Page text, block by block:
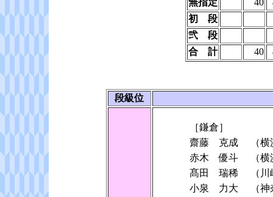
初 段
弐 段
合 計
40
段級位
［鎌倉］
齋藤 克成
（
赤木 優斗
（
髙田 瑞稀
（
小泉 力大
（